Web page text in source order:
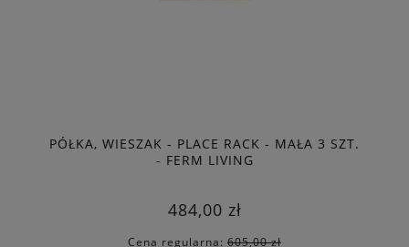
PÓŁKA, WIESZAK - PLACE RACK - MAŁA 3 SZT.
- FERM LIVING
484,00 zł
Cena regularna: 605,00 zł